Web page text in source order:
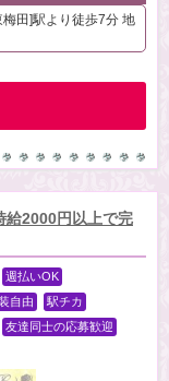
田]駅より徒歩7分 地
給2000円以上で完
週払いOK
自由
駅チカ
友達同士の応募歓迎